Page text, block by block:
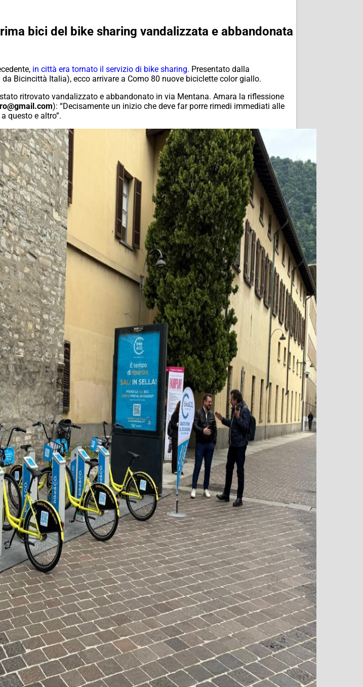
bici del bike sharing vandalizzata e abbandonata
in città era tornato il servizio di bike sharing. Presentato dalla
Bicincittà Italia), ecco arrivare a Como 80 nuove biciclette color giallo.
ritrovato vandalizzato e abbandonato in via Mentana. Amara la riflessione
): “Decisamente un inizio che deve far porre rimedi immediati alle
questo e altro”.